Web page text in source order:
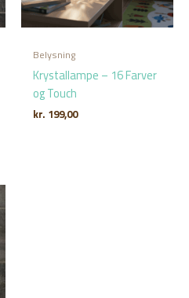
Belysning
Krystallampe – 16 Farver
og Touch
kr. 199,00